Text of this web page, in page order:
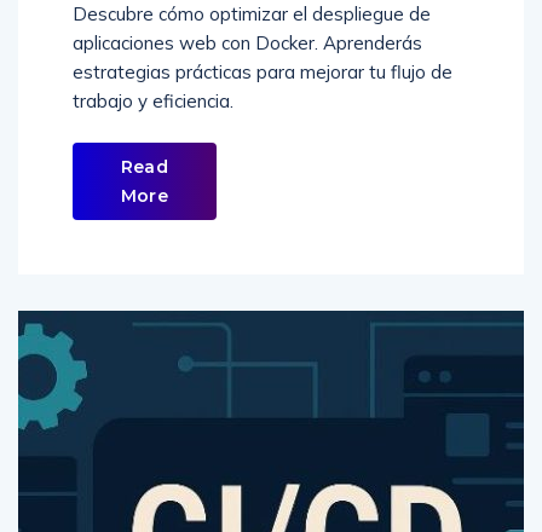
Descubre cómo optimizar el despliegue de
aplicaciones web con Docker. Aprenderás
estrategias prácticas para mejorar tu flujo de
trabajo y eficiencia.
Read
More